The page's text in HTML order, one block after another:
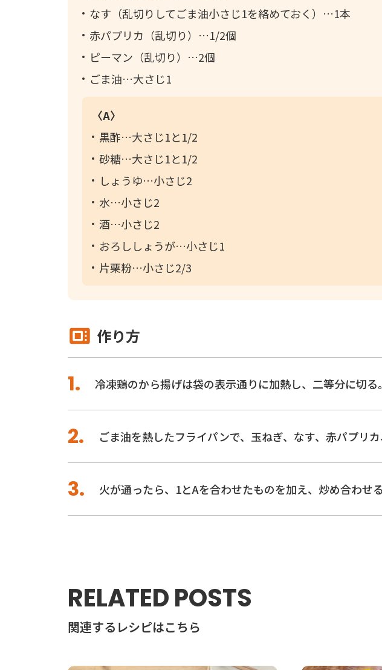
なす（乱切りしてごま油小さじ1を絡めておく）
1本
赤パプリカ（乱切り）
1/2個
ピーマン（乱切り）
2個
ごま油
大さじ1
〈A〉
黒酢
大さじ1と1/2
砂糖
大さじ1と1/2
しょうゆ
小さじ2
水
小さじ2
酒
小さじ2
おろししょうが
小さじ1
片栗粉
小さじ2/3
作り方
冷凍鶏のから揚げは袋の表示通りに加熱し、二等分に切る。
ごま油を熱したフライパンで、玉ねぎ、なす、赤パプリカ
火が通ったら、1とAを合わせたものを加え、炒め合わせる
RELATED POSTS
関連するレシピはこちら